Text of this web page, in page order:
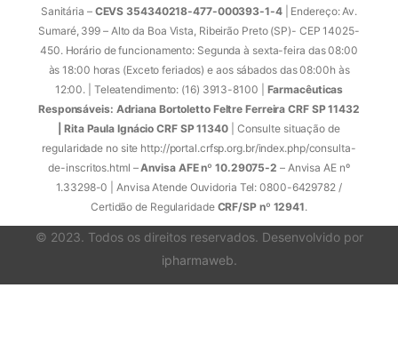
Sanitária –CEVS 354340218-477-000393-1-4| Endereço: Av.
Sumaré, 399 – Alto da Boa Vista, Ribeirão Preto (SP)- CEP 14025-
450. Horário de funcionamento: Segunda à sexta-feira das 08:00
às 18:00 horas (Exceto feriados) e aos sábados das 08:00h às
12:00. | Teleatendimento: (16) 3913-8100 | Farmacêuticas
Responsáveis: Adriana Bortoletto Feltre Ferreira CRF SP 11432
| Rita Paula Ignácio CRF SP 11340 | Consulte situação de
regularidade no site http://portal.crfsp.org.br/index.php/consulta-
de-inscritos.html –Anvisa AFE nº 10.29075-2 – Anvisa AE nº
1.33298-0 | Anvisa Atende Ouvidoria Tel: 0800-6429782 /
Certidão de Regularidade CRF/SP nº 12941.
© 2023. Todos os direitos reservados. Desenvolvido por
ipharmaweb.